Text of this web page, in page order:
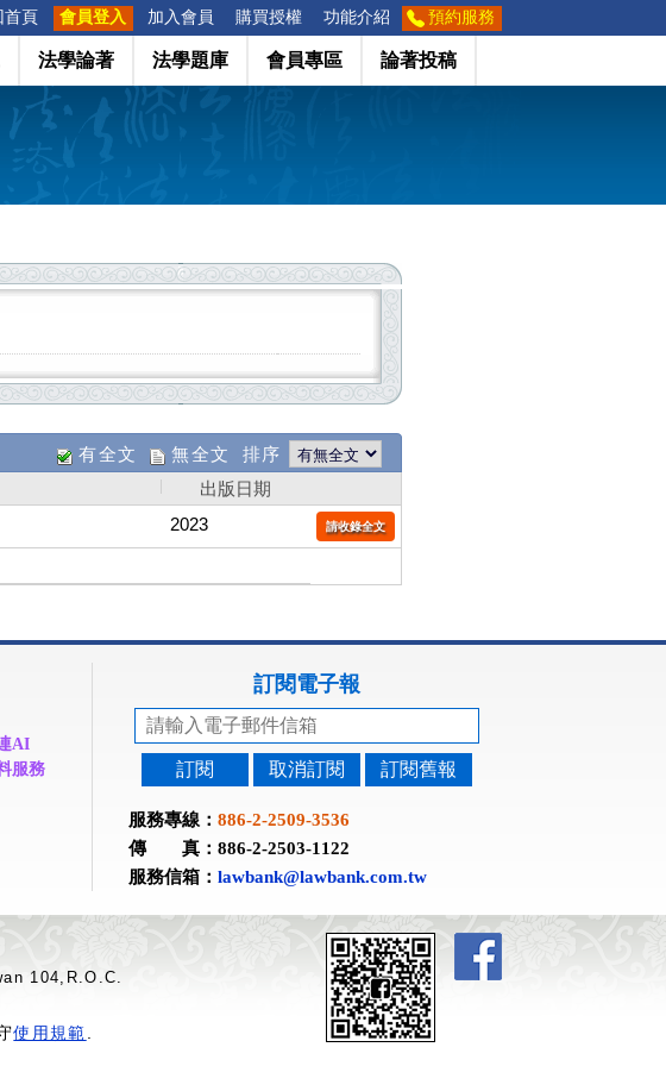
首頁 會員登入 加入會員 購買授權 功能介紹 預約服務
法學論著 法學題庫 會員專區 論著投稿
有全文 無全文 排序
出版日期
2023 請收錄全文
AI
服務
訂閱電子報
訂閱 取消訂閱 訂閱舊報
服務專線： 886-2-2509-3536
傳 真：886-2-2503-1122
服務信箱： lawbank@lawbank.com.tw
104,R.O.C.
使用規範